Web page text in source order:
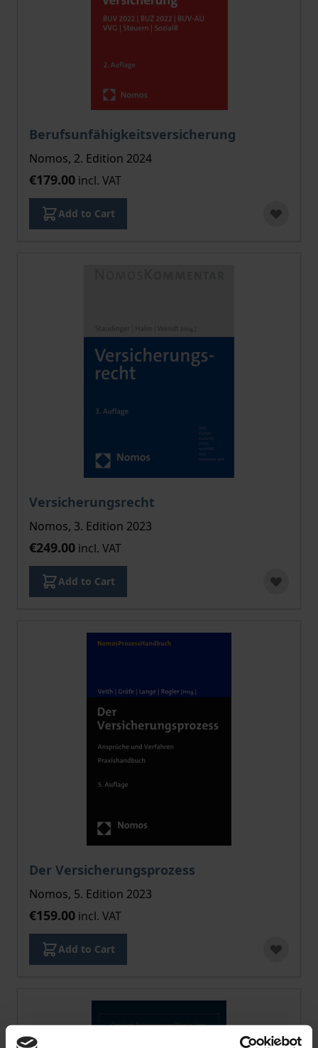
Berufsunfähigkeitsversicherung
Nomos, 2. Edition 2024
€179.00 incl. VAT
Add to Cart
Versicherungsrecht
Nomos, 3. Edition 2023
€249.00 incl. VAT
Add to Cart
Der Versicherungsprozess
Nomos, 5. Edition 2023
€159.00 incl. VAT
Add to Cart